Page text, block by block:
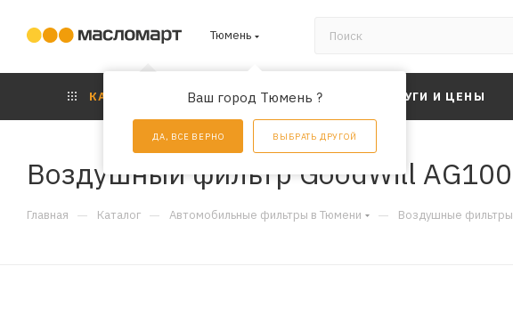
Тюмень
Ваш город Тюмень ?
ДА, ВСЕ ВЕРНО ВЫБРАТЬ ДРУГОЙ
КАТАЛОГ АКЦИИ УСЛУГИ И ЦЕНЫ
Воздушный фильтр GoodWill AG100
Главная — Каталог — Автомобильные фильтры в Тюмени — Воздушные фильтры